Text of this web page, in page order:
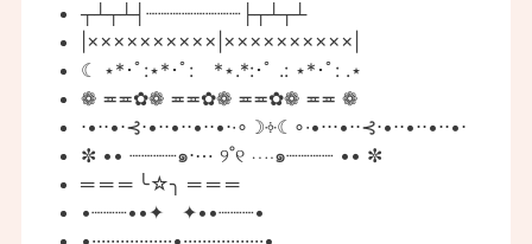
┬┴┬┴┤┈┈┈┈┈┈┈┈├┬┴┬┴
|××××××××××|××××××××××|
☾ ⋆*･ﾟ:⋆*･ﾟ:⠀ *⋆.*:･ﾟ .: ⋆*･ﾟ: .⋆
❁ ≖≖✿❁ ≖≖✿❁ ≖≖✿❁ ≖≖ ❁
⋅•⋅⋅•⋅⊰⋅•⋅⋅•⋅⋅•⋅⋅•⋅∙∘☽༓☾∘∙•⋅⋅⋅•⋅⋅⊰⋅•⋅⋅•⋅⋅•⋅⋅•⋅
✼ •• ┈┈┈┈๑⋅⋯ ୨˚୧ ⋯⋅๑┈┈┈┈ •• ✼
═ ═ ═ ╰☆╮ ═ ═ ═
•┈┈┈••✦ ✦••┈┈┈•